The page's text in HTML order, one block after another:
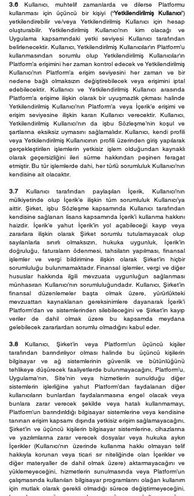
3.6 Kullanıcı, muhtelif zamanlarda ve dilerse Platformu
kullanması için üçüncü bir kişiyi (“Yetkilendirilmiş Kullanıcı”)
yetkilendirebilir ve/veya Yetkilendirilmiş Kullanıcı için hesap
oluşturabilir. Yetkilendirilmiş Kullanıcı’nın kim olacağı ve
Uygulama kapsamındaki yetki seviyesi Kullanıcı tarafından
belirlenecektir. Kullanıcı, Yetkilendirilmiş Kullanıcılar’ın Platform’u
kullanmasından sorumlu olup Yetkilendirilmiş Kullanıcılar’ın
Platform’a erişimini her zaman kontrol edecek ve Yetkilendirilmiş
Kullanıcı’nın Platform’a erişim seviyesini her zaman ve bir
nedene bağlı olmaksızın değiştirebilecek veya erişimini iptal
edebilecektir. Kullanıcı ve Yetkilendirilmiş Kullanıcı arasında
Platform’a erişime ilişkin olarak bir uyuşmazlık çıkması halinde
Yetkilendirilmiş Kullanıcı’nın Platform’a veya İçerik’e erişimi ve
erişim seviyesine ilişkin kararı Kullanıcı verecektir. Kullanıcı,
Yetkilendirilmiş Kullanıcı’nın da işbu Sözleşme’nin koşul ve
şartlarına eksiksiz uymasını sağlamalıdır. Kullanıcı, kendi profili
veya Yetkilendirilmiş Kullanıcının profili üzerinden giriş yapılarak
gerçekleştirilen işlemlerin yetkisiz işlem olduğundan kaynaklı
olarak geçersizliğini ileri sürme hakkından peşinen feragat
etmiştir. Bu tür işlemlerde dahi, her türlü sorumluluk Kullanıcı’nın
kendisine ait olacaktır.
3.7 Kullanıcı tarafından paylaşılan İçerik, Kullanıcı’nın
mülkiyetinde olup İçerik’e ilişkin tüm sorumluluk Kullanıcı’ya
aittir. Şirket, işbu Sözleşme kapsamında Kullanıcı tarafından
kendisine sağlanan lisans kapsamında İçerik’i kullanma hakkını
haizdir. İçerik’e yahut İçerik’in yol açabileceği kayıp veya
zararlara ilişkin olarak Şirket sorumlu tutulamayacak olup
sayılanlarla sınırlı olmaksızın, hukuka uygunluk, İçerik’in
doğruluğu, faturaların ödenmesi, tahsilatın yapılması, finansal
işlemler ve vergi bildirimine ilişkin olarak Şirket’in hiçbir
sorumluluğu bulunmamaktadır. Finansal işlemler, vergi ve diğer
hususlar hakkında ilgili mevzuata uygunluğun sağlanması
münhasıran Kullanıcı’nın sorumluluğundadır. Kullanıcı, Şirket’in
finansal düzenlemeler başta olmak üzere, yürürlükteki
mevzuattan kaynaklanan gereksinimlere dayanarak İçerik’i
Platform’dan ve sistemlerinden silebileceğini ve Şirket’in kayıp
veriler de dahil olmak üzere bu kapsamda meydana
gelebilecek zararlardan sorumlu olmadığını kabul eder.
3.8 Kullanıcı, Şirket’in veya Platform’un üçüncü kişiler
tarafından barındırılıyor olması halinde bu üçüncü kişilerin
bilgisayar ve ağ sistemlerinin güvenlik ve bütünlüğünü
tehlikeye düşürecek faaliyetlerde bulunmayacağını, Platform’u,
Uygulama’nın, Site’nin veya hizmetlerin sunulduğu diğer
sistemlerin işlerliğine yahut Platform’dan faydalanan diğer
kullanıcıların bunlardan faydalanmasına engel olacak veya
bunlara zarar verecek şekilde veya hatalı kullanmamayı,
Platform’un barındırıldığı bilgisayar sistemlerine veya kendisine
tanınan erişim kapsamı dışında yetkisiz erişim sağlamayacağını,
Şirket’in ve üçüncü kişilerin bilgisayar sistemlerine, cihazlarına
ve yazılımlarına zarar verecek dosyalar veya hukuka aykırı
İçerikler (Kullanıcı’nın üzerinde kullanma hakkı olmayan telif
hakkıyla korunan veya ticari sır niteliğinde olan İçerikler ve
diğer materyaller de dahil olmak üzere) aktarmayacağını ve
yüklemeyeceğini, hizmetlerin sunulmasında veya Platform’un
çalışmasında kullanılan bilgisayar programlarını olağan kullanım
için mutlak olarak gerekli olmadığı sürece değiştirmeyeceğini,